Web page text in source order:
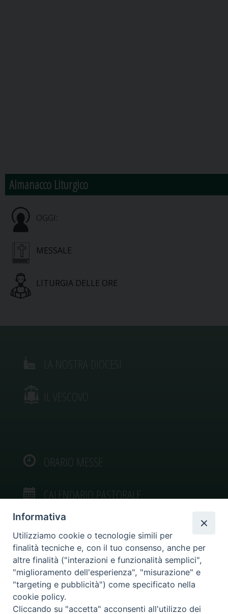
Almanacco Liturgico
OGGI:
MESSALE
LITURGIA DELLE ORE
IL VESCOVO
ORARIO MESSE
CALENDARIO PASTORALE
VIDEOGALLERY
PHOTOGALLERY
Informativa
Utilizziamo cookie o tecnologie simili per
finalità tecniche e, con il tuo consenso, anche per
altre finalità ("interazioni e funzionalità semplici",
"miglioramento dell'esperienza", "misurazione" e
"targeting e pubblicità") come specificato nella
cookie policy.
Cliccando su "accetta" acconsenti all'utilizzo dei